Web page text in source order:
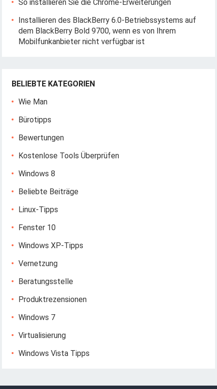
So installieren Sie die Chrome-Erweiterungen
Installieren des BlackBerry 6.0-Betriebssystems auf
dem BlackBerry Bold 9700, wenn es von Ihrem
Mobilfunkanbieter nicht verfügbar ist
BELIEBTE KATEGORIEN
Wie Man
Bürotipps
Bewertungen
Kostenlose Tools Überprüfen
Windows 8
Beliebte Beiträge
Linux-Tipps
Fenster 10
Windows XP-Tipps
Vernetzung
Beratungsstelle
Produktrezensionen
Windows 7
Virtualisierung
Windows Vista Tipps